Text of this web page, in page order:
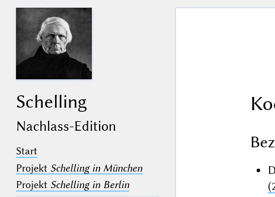
Schelling
Nachlass-Edition
Start
Projekt Schelling in München
Projekt Schelling in Berlin